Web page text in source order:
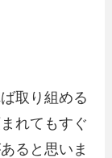
取り組める
れてもすぐ
ると思いま